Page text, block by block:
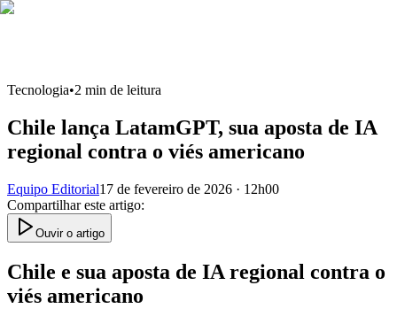
Tecnologia•2 min de leitura
Chile lança LatamGPT, sua aposta de IA
regional contra o viés americano
Equipo Editorial17 de fevereiro de 2026 · 12h00
Compartilhar este artigo:
Ouvir o artigo
Chile e sua aposta de IA regional contra o
viés americano